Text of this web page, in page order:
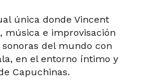
única donde Vincent
música e improvisación
del mundo con
en el entorno íntimo y
Capuchinas.